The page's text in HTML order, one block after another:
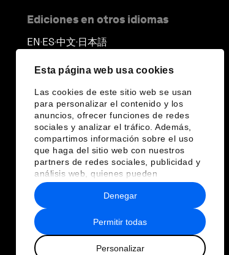
Esta página web usa cookies
Las cookies de este sitio web se usan
para personalizar el contenido y los
anuncios, ofrecer funciones de redes
sociales y analizar el tráfico. Además,
compartimos información sobre el uso
que haga del sitio web con nuestros
partners de redes sociales, publicidad y
análisis web, quienes pueden
combinarla con otra información que les
haya proporcionado o que hayan
recopilado a partir del uso que haya
hecho de sus servicios.
Permitir todas
Personalizar
Denegar
Issue Briefing: How Can We
Effectively Fight Cybercrime?
A Conversation with NBA Player
Jeremy Lin
Pandemics and Big Data:
Disrupting Transmissible Diseases
China's Millennials
China's Global Ambitions
Unblocking Blockchain
Ediciones en otros idiomas
EN ▪ES▪中文▪ 日本語